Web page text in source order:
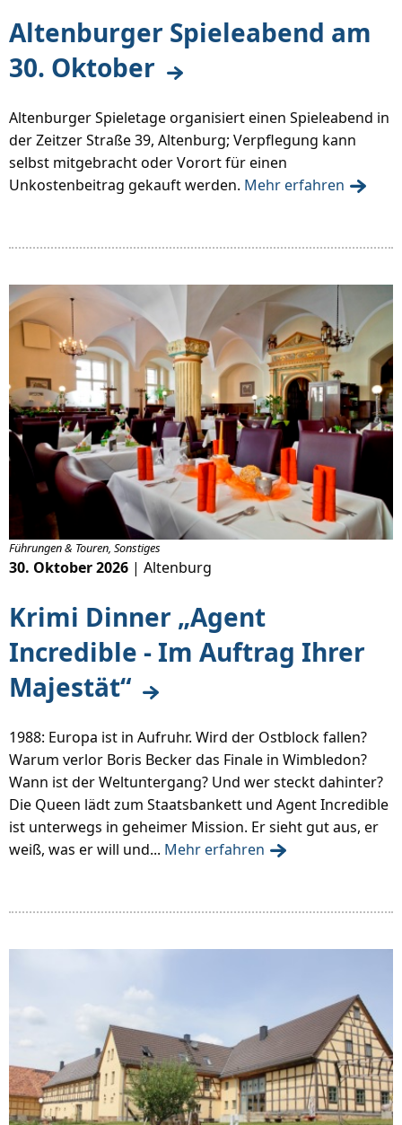
Altenburger Spieleabend am
30. Oktober
Altenburger Spieletage organisiert einen Spieleabend in
der Zeitzer Straße 39, Altenburg; Verpflegung kann
selbst mitgebracht oder Vorort für einen
Unkostenbeitrag gekauft werden. Mehr erfahren
Krimi Dinner „Agent
Incredible - Im Auftrag Ihrer
Majestät“
Führungen & Touren, Sonstiges
30. Oktober 2026 | Altenburg
1988: Europa ist in Aufruhr. Wird der Ostblock fallen?
Warum verlor Boris Becker das Finale in Wimbledon?
Wann ist der Weltuntergang? Und wer steckt dahinter?
Die Queen lädt zum Staatsbankett und Agent Incredible
ist unterwegs in geheimer Mission. Er sieht gut aus, er
weiß, was er will und... Mehr erfahren